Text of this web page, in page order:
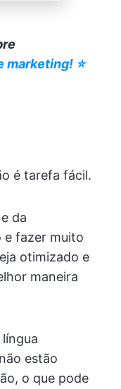
⭐️
é tarefa fácil.
da
e fazer muito
otimizado e
maneira
estão
o que pode